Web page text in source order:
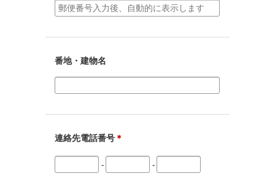
番地・建物名
連絡先電話番号 ＊
- -